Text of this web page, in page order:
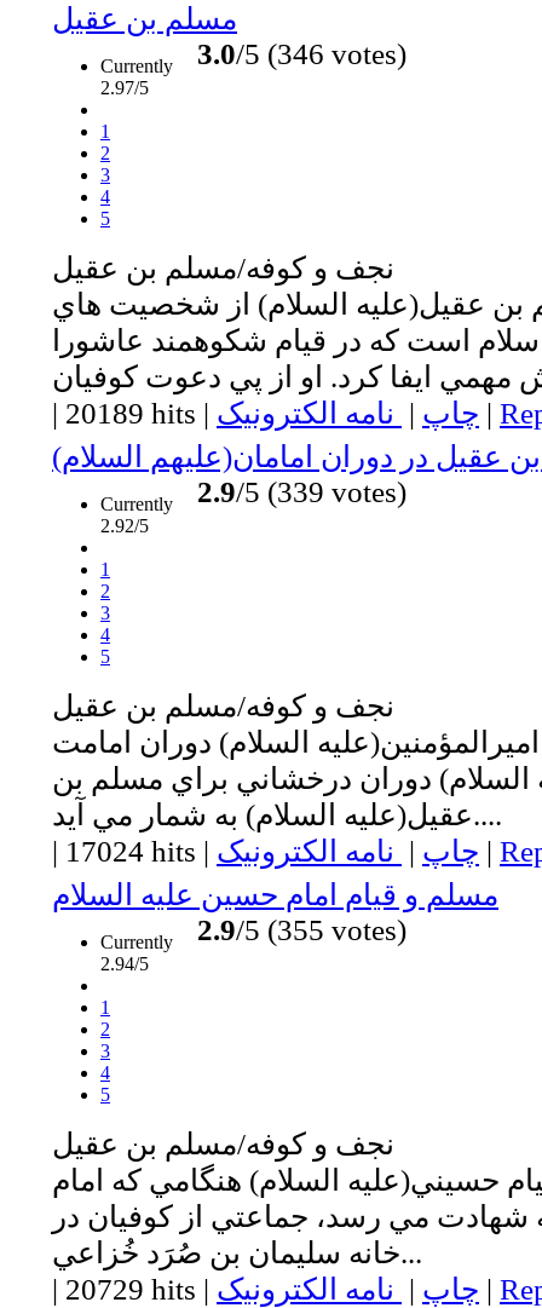
مسلم بن عقيل
Currently
2.97/5
1
2
3
4
5
3.0/5 (346 votes)
نجف و كوفه/مسلم بن عقيل
بن عقيل(عليه السلام) از شخصيت هاي
است كه در قيام شكوهمند عاشورا
| 20189 hits | چاپ | نامه الکترونیک |
عقيل در دوران امامان(عليهم السلام)
Currently
2.92/5
1
2
3
4
5
2.9/5 (339 votes)
نجف و كوفه/مسلم بن عقيل
السلام) دوران امامت
السلام) دوران درخشاني براي مسلم بن
عقيل(عليه السلام) به شمار مي آيد....
| 17024 hits | چاپ | نامه الکترونیک |
مسلم و قيام امام حسين عليه السلام
Currently
2.94/5
1
2
3
4
5
2.9/5 (355 votes)
نجف و كوفه/مسلم بن عقيل
حسيني(عليه السلام) هنگامي كه امام
شهادت مي رسد، جماعتي از كوفيان در
خانه سليمان بن صُرَد خُزاعي...
| 20729 hits | چاپ | نامه الکترونیک |